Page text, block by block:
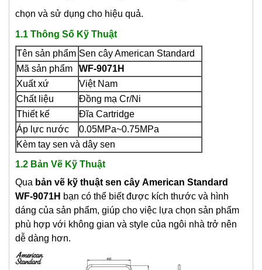
chọn và sử dụng cho hiệu quả.
1.1 Thông Số Kỹ Thuật
Tên sản phẩm Sen cây American Standard
Mã sản phẩm
WF-9071H
Xuất xứ
Việt Nam
Chất liệu
Đồng mạ Cr/Ni
Thiết kế
Đĩa Cartridge
Áp lực nước
0.05MPa~0.75MPa
Kèm tay sen và dây sen
1.2 Bản Vẽ Kỹ Thuật
Qua bản vẽ kỹ thuật sen cây American Standard
WF-9071H bạn có thể biết được kích thước và hình
dáng của sản phẩm, giúp cho việc lựa chọn sản phẩm
phù hợp với không gian và style của ngôi nhà trở nên
dễ dàng hơn.